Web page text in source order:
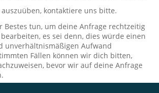
kontaktiere uns bitte.
Bestes tun, um deine Anfrage rechtzeitig
es sei denn, dies würde einen
unverhältnismäßigen Aufwand
Fällen können wir dich bitten,
bevor wir auf deine Anfrage